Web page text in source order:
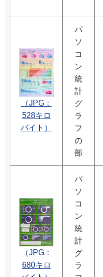
（JPG：
528キロ
バイト）
パ
ソ
コ
ン
統
計
グ
ラ
フ
の
部
（JPG：
680キロ
パ
ソ
コ
ン
統
計
グ
ラ